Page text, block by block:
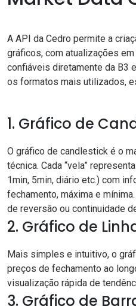
A API da Cedro permite a
gráficos, com atualizações
confiáveis diretamente da B3
os formatos mais utilizados,
1. Gráfico de
O gráfico de candlestick é o
técnica. Cada “vela”
1min, 5min, diário etc.) com
fechamento, máxima e
de reversão ou continuidade
2. Gráfico de
Mais simples e intuitivo, o
preços de fechamento ao
visualização rápida de
3. Gráfico de